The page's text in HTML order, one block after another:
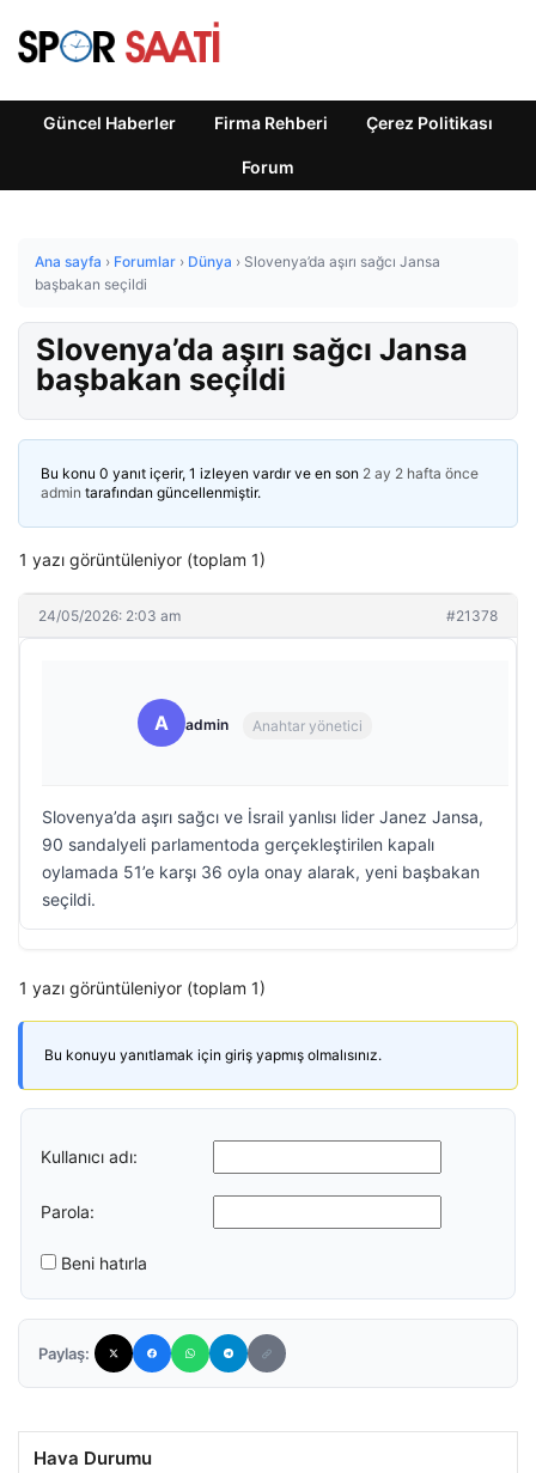
Güncel Haberler Firma Rehberi Çerez Politikası
Forum
Ana sayfa › Forumlar › Dünya › Slovenya’da aşırı sağcı Jansa
başbakan seçildi
Slovenya’da aşırı sağcı Jansa
başbakan seçildi
Bu konu 0 yanıt içerir, 1 izleyen vardır ve en son 2 ay 2 hafta önce
admin tarafından güncellenmiştir.
1 yazı görüntüleniyor (toplam 1)
24/05/2026: 2:03 am #21378
A admin Anahtar yönetici
Slovenya’da aşırı sağcı ve İsrail yanlısı lider Janez Jansa,
90 sandalyeli parlamentoda gerçekleştirilen kapalı
oylamada 51’e karşı 36 oyla onay alarak, yeni başbakan
seçildi.
1 yazı görüntüleniyor (toplam 1)
Bu konuyu yanıtlamak için giriş yapmış olmalısınız.
Kullanıcı adı:
Parola:
Beni hatırla
Paylaş:
Hava Durumu